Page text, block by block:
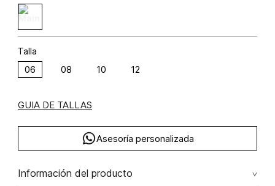
Talla
06 08 10 12
GUIA DE TALLAS
Asesoría personalizada
Información del producto